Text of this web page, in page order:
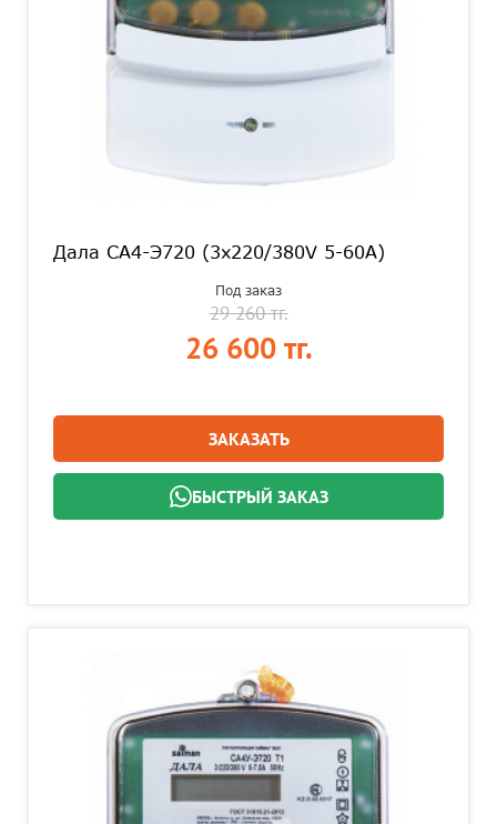
Дала СА4-Э720 (3x220/380V 5-60A)
Под заказ
29 260 тг.
26 600 тг.
ЗАКАЗАТЬ
БЫСТРЫЙ ЗАКАЗ